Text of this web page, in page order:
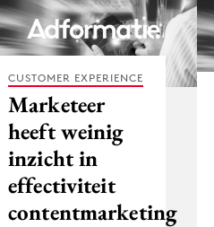
CUSTOMER EXPERIENCE
Marketeer
heeft weinig
inzicht in
effectiviteit
contentmarketing